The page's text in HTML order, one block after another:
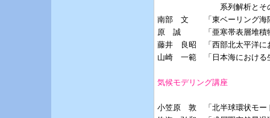
系列解析とそ
南部　文　　「東ベーリング
原　誠　　　「亜寒帯表層堆
藤井　良昭　「西部北太平洋
山崎　一範　「日本海におけ
気候モデリング講座
小笠原　敦　「北半球環状モ